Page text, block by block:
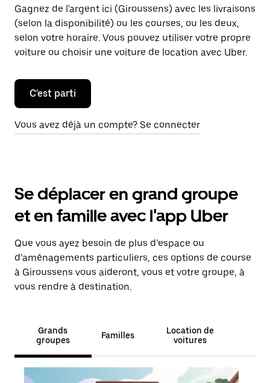
Gagnez de l'argent ici (Giroussens) avec les livraisons
(selon la disponibilité) ou les courses, ou les deux,
selon votre horaire. Vous pouvez utiliser votre propre
voiture ou choisir une voiture de location avec Uber.
C'est parti
Vous avez déjà un compte? Se connecter
Se déplacer en grand groupe
et en famille avec l'app Uber
Que vous ayez besoin de plus d’espace ou
d’aménagements particuliers, ces options de course
à Giroussens vous aideront, vous et votre groupe, à
vous rendre à destination.
Grands
groupes
Familles
Location de
voitures